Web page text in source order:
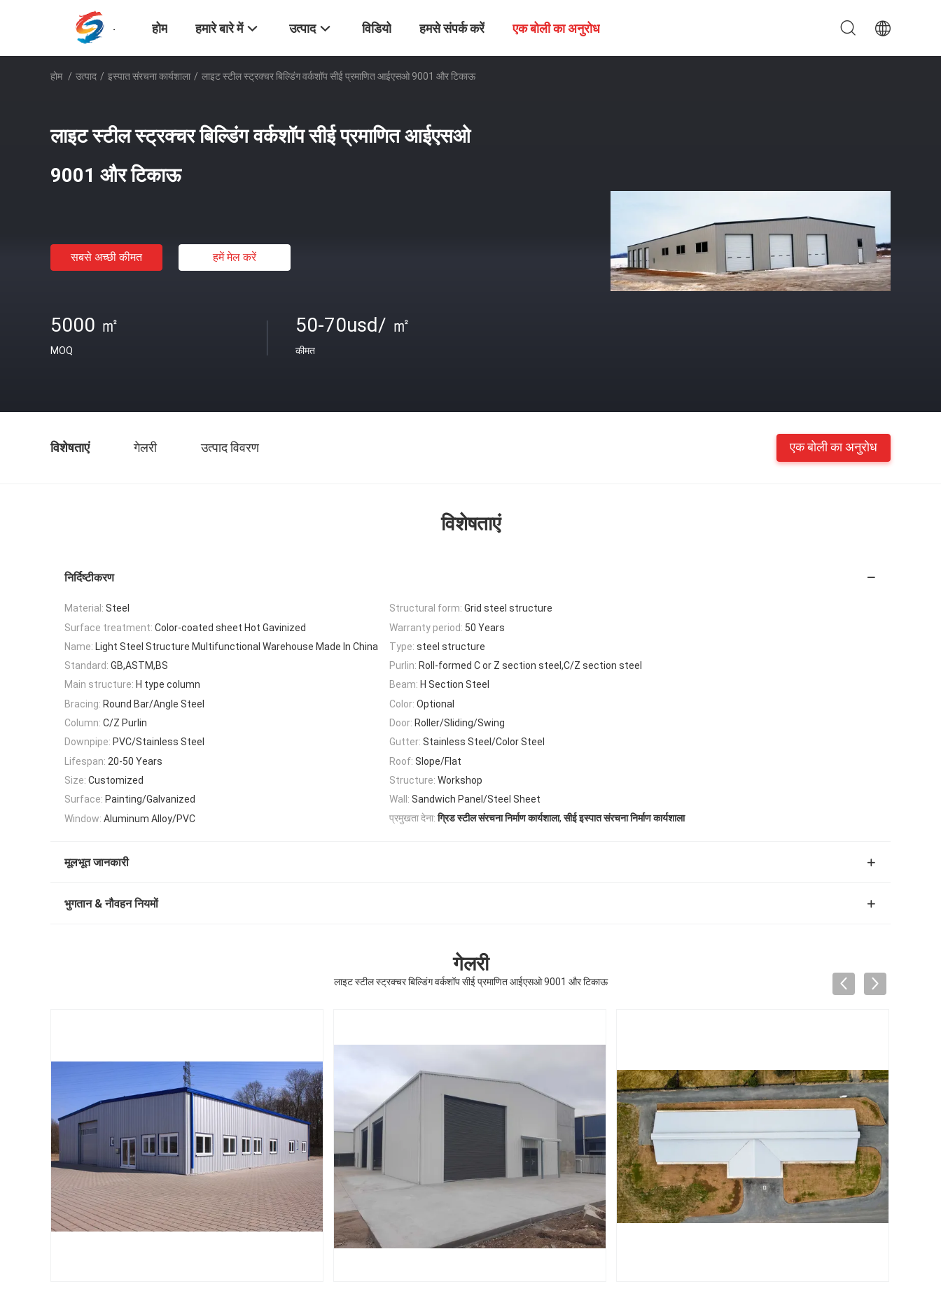
होम हमारे बारे में उत्पाद विडियो हमसे संपर्क करें एक बोली का अनुरोध
होम / उत्पाद / इस्पात संरचना कार्यशाला / लाइट स्टील स्ट्रक्चर बिल्डिंग वर्कशॉप सीई प्रमाणित आईएसओ 9001 और टिकाऊ
लाइट स्टील स्ट्रक्चर बिल्डिंग वर्कशॉप सीई प्रमाणित आईएसओ
9001 और टिकाऊ
सबसे अच्छी कीमत हमें मेल करें
5000 ㎡
MOQ
50-70usd/ ㎡
कीमत
विशेषताएं गेलरी उत्पाद विवरण एक बोली का अनुरोध
विशेषताएं
निर्दिष्टीकरण
Material: Steel Structural form: Grid steel structure
Surface treatment: Color-coated sheet Hot Gavinized Warranty period: 50 Years
Name: Light Steel Structure Multifunctional Warehouse Made In China Type: steel structure
Standard: GB,ASTM,BS Purlin: Roll-formed C or Z section steel,C/Z section steel
Main structure: H type column Beam: H Section Steel
Bracing: Round Bar/Angle Steel Color: Optional
Column: C/Z Purlin Door: Roller/Sliding/Swing
Downpipe: PVC/Stainless Steel Gutter: Stainless Steel/Color Steel
Lifespan: 20-50 Years Roof: Slope/Flat
Size: Customized Structure: Workshop
Surface: Painting/Galvanized Wall: Sandwich Panel/Steel Sheet
Window: Aluminum Alloy/PVC प्रमुखता देना: ग्रिड स्टील संरचना निर्माण कार्यशाला,सीई इस्पात संरचना निर्माण कार्यशाला
मूलभूत जानकारी
भुगतान & नौवहन नियमों
गेलरी
लाइट स्टील स्ट्रक्चर बिल्डिंग वर्कशॉप सीई प्रमाणित आईएसओ 9001 और टिकाऊ